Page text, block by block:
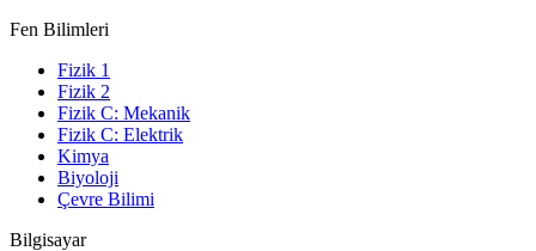
Fen Bilimleri
Fizik 1
Fizik 2
Fizik C: Mekanik
Fizik C: Elektrik
Kimya
Biyoloji
Çevre Bilimi
Bilgisayar